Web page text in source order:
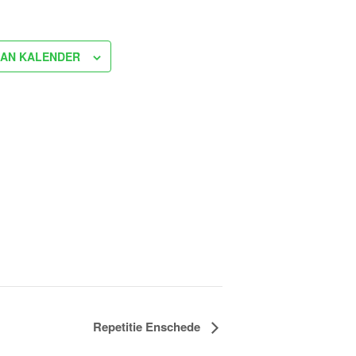
KALENDER
Repetitie Enschede